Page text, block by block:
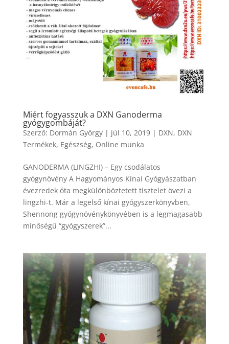
Miért fogyasszuk a DXN Ganoderma
gyógygombáját?
Szerző: Dormán György| júl 10, 2019| DXN, DXN
Termékek, Egészség, Online munka
GANODERMA (LINGZHI) – Egy csodálatos
gyógynövény A Hagyományos Kínai Gyógyászatban
évezredek óta megkülönböztetett tisztelet övezi a
lingzhi-t. Már a legelső kínai gyógyszerkönyvben,
Shennong gyógynövénykönyvében is a legmagasabb
minőségű “gyógyszerek”...